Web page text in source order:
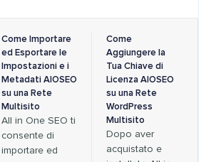
Come Importare
ed Esportare le
Impostazioni e i
Metadati AIOSEO
su una Rete
Multisito
All in One SEO ti
consente di
importare ed
Come
Aggiungere la
Tua Chiave di
Licenza AIOSEO
su una Rete
WordPress
Multisito
Dopo aver
acquistato e